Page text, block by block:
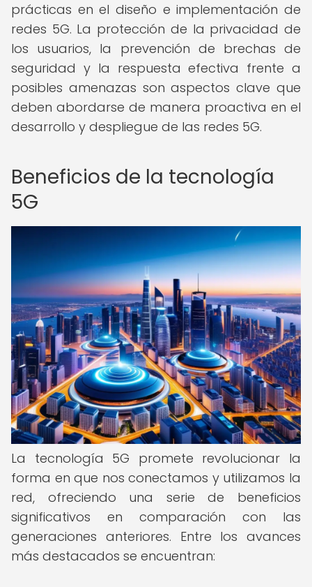
prácticas en el diseño e implementación de
redes 5G. La protección de la privacidad de
los usuarios, la prevención de brechas de
seguridad y la respuesta efectiva frente a
posibles amenazas son aspectos clave que
deben abordarse de manera proactiva en el
desarrollo y despliegue de las redes 5G.
Beneficios de la tecnología
5G
La tecnología 5G promete revolucionar la
forma en que nos conectamos y utilizamos la
red, ofreciendo una serie de beneficios
significativos en comparación con las
generaciones anteriores. Entre los avances
más destacados se encuentran: